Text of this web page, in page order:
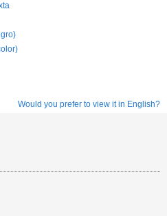
Would you prefer to view it in English?